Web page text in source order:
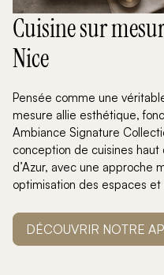
Cuisine sur
Nice
Pensée comme une
mesure allie esthétique,
Ambiance Signature
conception de cuisines
d’Azur, avec une approche
optimisation des espaces
DÉCOUVRIR NOTRE